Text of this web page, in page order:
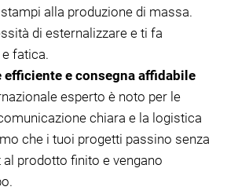
alla produzione di massa.
di esternalizzare e ti fa
fatica.
efficiente e consegna affidabile
esperto è noto per le
chiara e la logistica
che i tuoi progetti passino senza
prodotto finito e vengano